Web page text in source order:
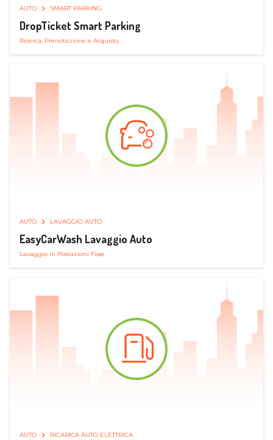
AUTO SMART PARKING
DropTicket Smart Parking
Ricerca, Prenotazione e Acquisto
AUTO LAVAGGIO AUTO
EasyCarWash Lavaggio Auto
Lavaggio in Postazioni Fisse
AUTO RICARICA AUTO ELETTRICA